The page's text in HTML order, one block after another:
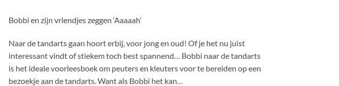
Bobbi en zijn vriendjes zeggen ‘Aaaaah’
Naar de tandarts gaan hoort erbij, voor jong en oud! Of je het nu juist
interessant vindt of stiekem toch best spannend… Bobbi naar de tandarts
is het ideale voorleesboek om peuters en kleuters voor te bereiden op een
bezoekje aan de tandarts. Want als Bobbi het kan…